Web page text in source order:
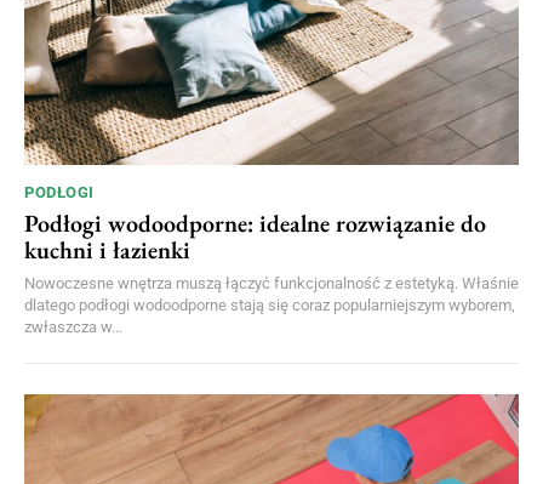
PODŁOGI
Podłogi wodoodporne: idealne rozwiązanie do
kuchni i łazienki
Nowoczesne wnętrza muszą łączyć funkcjonalność z estetyką. Właśnie
dlatego podłogi wodoodporne stają się coraz popularniejszym wyborem,
zwłaszcza w...